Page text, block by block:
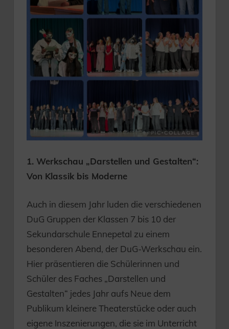
1. Werkschau „Darstellen und Gestalten“:
Von Klassik bis Moderne
Auch in diesem Jahr luden die verschiedenen
DuG Gruppen der Klassen 7 bis 10 der
Sekundarschule Ennepetal zu einem
besonderen Abend, der DuG-Werkschau ein.
Hier präsentieren die Schülerinnen und
Schüler des Faches „Darstellen und
Gestalten“ jedes Jahr aufs Neue dem
Publikum kleinere Theaterstücke oder auch
eigene Inszenierungen, die sie im Unterricht